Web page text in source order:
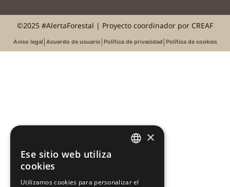
©2025 #AlertaForestal | Proyecto coordinador por CREAF
Aviso legal Acuerdo de usuario Política de privacidad Política de cookies
×
Ese sitio web utiliza
cookies
Utilizamos cookies para personalizar el